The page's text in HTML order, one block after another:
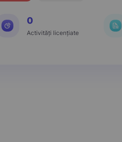
0
Activități licențiate